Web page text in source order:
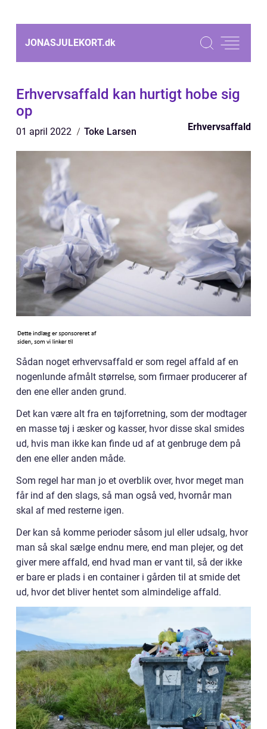
JONASJULEKORT.dk
Erhvervsaffald kan hurtigt hobe sig
op
01 april 2022 Toke Larsen Erhvervsaffald
Sådan noget erhvervsaffald er som regel affald af en
nogenlunde afmålt størrelse, som firmaer producerer af
den ene eller anden grund.
Det kan være alt fra en tøjforretning, som der modtager
en masse tøj i æsker og kasser, hvor disse skal smides
ud, hvis man ikke kan finde ud af at genbruge dem på
den ene eller anden måde.
Som regel har man jo et overblik over, hvor meget man
får ind af den slags, så man også ved, hvornår man
skal af med resterne igen.
Der kan så komme perioder såsom jul eller udsalg, hvor
man så skal sælge endnu mere, end man plejer, og det
giver mere affald, end hvad man er vant til, så der ikke
er bare er plads i en container i gården til at smide det
ud, hvor det bliver hentet som almindelige affald.